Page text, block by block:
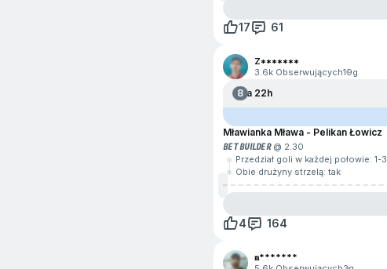
17
61
Z*******
3.6k Obserwujących19g
8Za 22h
Mławianka Mława - Pelikan Łowicz
BET BUILDER@ 2.30
Przedział goli w każdej połowie: 1-3
Obie drużyny strzelą: tak
4
164
𝐧*******